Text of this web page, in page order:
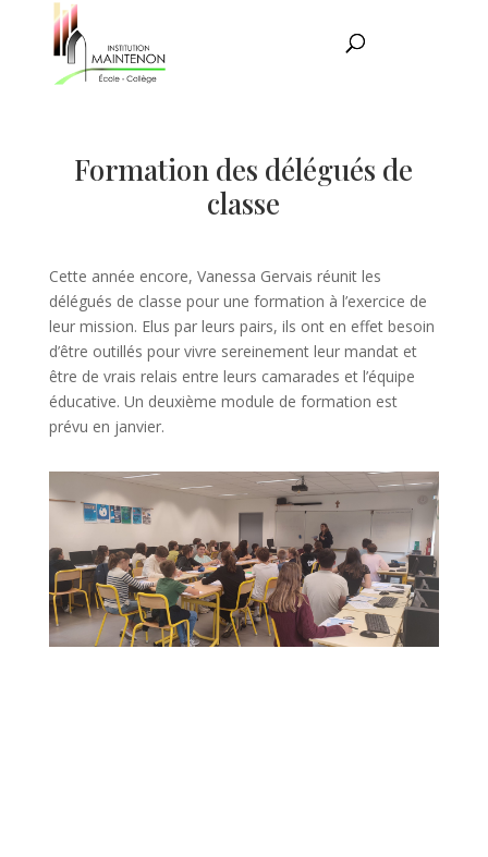
Formation des délégués de
classe
Cette année encore, Vanessa Gervais réunit les
délégués de classe pour une formation à l’exercice de
leur mission. Elus par leurs pairs, ils ont en effet besoin
d’être outillés pour vivre sereinement leur mandat et
être de vrais relais entre leurs camarades et l’équipe
éducative. Un deuxième module de formation est
prévu en janvier.